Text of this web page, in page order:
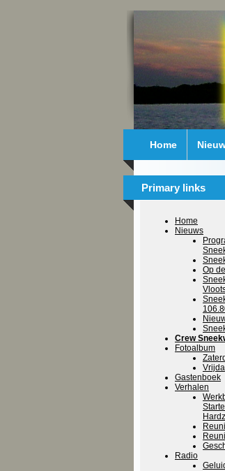
Home
Primary links
Home
Nieuws
Op
Crew
Fotoalbum
Gastenboek
Verhalen
Radio